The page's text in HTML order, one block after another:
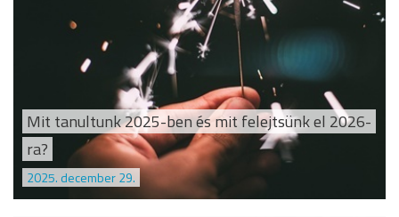
Mit tanultunk 2025-ben és mit felejtsünk el 2026-
ra?
2025. december 29.